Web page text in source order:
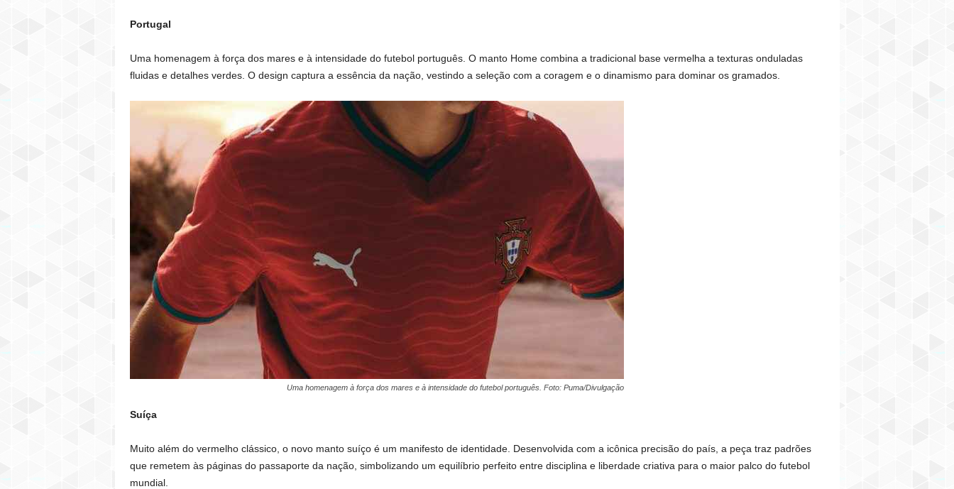
Portugal
Uma homenagem à força dos mares e à intensidade do futebol português. O manto Home combina a tradicional base vermelha a texturas onduladas
fluidas e detalhes verdes. O design captura a essência da nação, vestindo a seleção com a coragem e o dinamismo para dominar os gramados.
Uma homenagem à força dos mares e à intensidade do futebol português. Foto: Puma/Divulgação
Suíça
Muito além do vermelho clássico, o novo manto suíço é um manifesto de identidade. Desenvolvida com a icônica precisão do país, a peça traz padrões
que remetem às páginas do passaporte da nação, simbolizando um equilíbrio perfeito entre disciplina e liberdade criativa para o maior palco do futebol
mundial.